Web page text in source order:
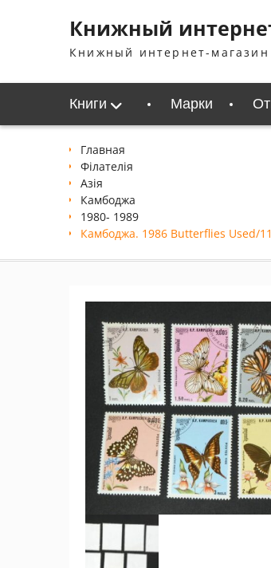
содержимомуКнижный
Книжный интернет-магазин
Книги Марки
Главная
Філателія
Азія
Камбоджа
1980- 1989
Камбоджа. 1986 Butterflies Used/